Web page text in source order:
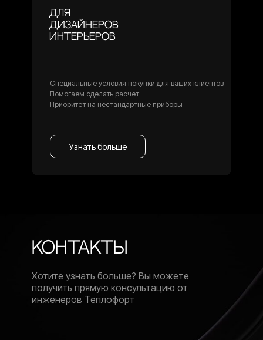
Узнать больше
Для
дизайнеров
интерьеров
Специальные условия покупки для ваших клиентов
Помогаем сделать расчет
Приоритет на нестандартные приборы
Контакты
Хотите узнать больше? Вы можете
получить прямую консультацию от
инженеров Теплофорт